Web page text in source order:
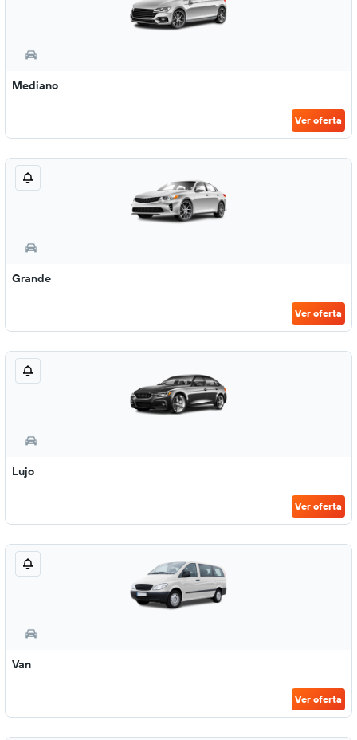
Mediano
Ver oferta
Grande
Ver oferta
Lujo
Ver oferta
Van
Ver oferta